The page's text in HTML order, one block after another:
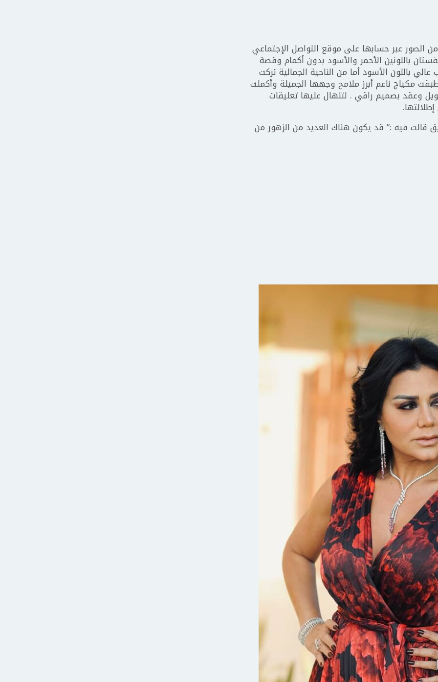
الصور عبر حسابها على موقع التواصل الإجتماعي
باللونين الأحمر والأسود بدون أكمام وقصة
باللون الأسود أما من الناحية الجمالية تركت
مكياج ناعم أبرز ملامح وجهها الجميلة وأكملت
وعقد بصميم راقي . لتنهال عليها تعليقات
قالت فيه :” قد يكون هناك العديد من الزهور من